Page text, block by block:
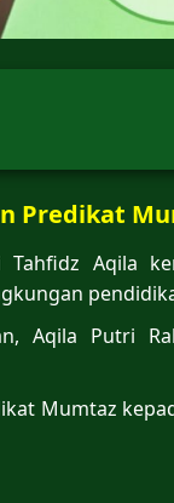
Predikat
Tahfidz Aqila
Aqila Putri
Mumtaz